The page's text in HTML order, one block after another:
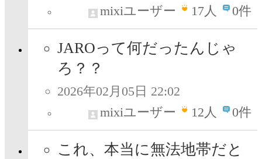
mixiユーザー
17人 0件
JAROって何だったんじゃ
ろ？？
2026年02月05日 22:02
mixiユーザー
12人 0件
これ、本当に無法地帯だと